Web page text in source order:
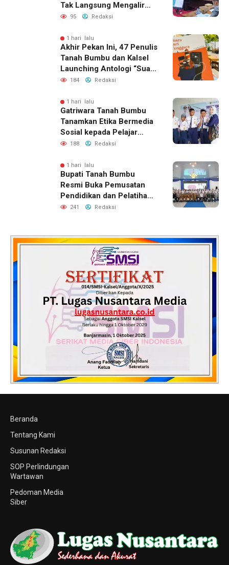
Tak Langsung Mengalir
Usai Listrik Menyala
95 Redaksi
1 hari lalu
Akhir Pekan Ini, 47 Penulis
Tanah Bumbu dan Kalsel
Launching Antologi “Suara
dari Tenggara”
184 Redaksi
1 hari lalu
Gatriwara Tanah Bumbu
Tanamkan Etika Bermedia
Sosial kepada Pelajar
SMPN 5 Simpang Empat
188 Redaksi
1 hari lalu
Bupati Tanah Bumbu
Resmi Buka Pemusatan
Pendidikan dan Pelatihan
Calon Paskibraka 2026
241 Redaksi
Beranda
Tentang Kami
Susunan Redaksi
SOP Perlindungan
Wartawan
Pedoman Media
Siber